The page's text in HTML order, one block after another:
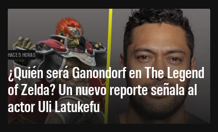
HACE 5 HORAS
¿Quién será Ganondorf en The Legend
of Zelda? Un nuevo reporte señala al
actor Uli Latukefu